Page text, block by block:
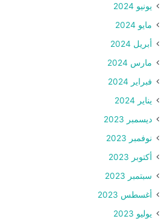
يونيو 2024
مايو 2024
أبريل 2024
مارس 2024
فبراير 2024
يناير 2024
ديسمبر 2023
نوفمبر 2023
أكتوبر 2023
سبتمبر 2023
أغسطس 2023
يوليو 2023